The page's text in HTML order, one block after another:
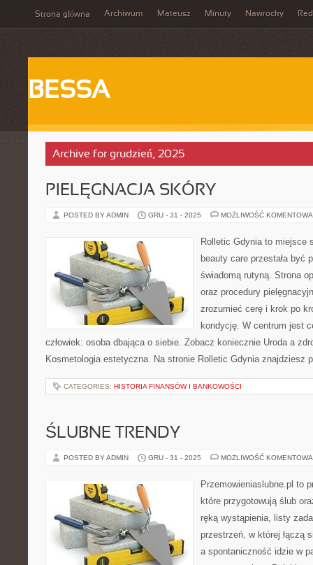
Strona główna Archiwum Mateusz Minuty Nawrocky
BESSA
Archive for grudzień, 2025
PIELĘGNACJA SKÓRY
POSTED BY ADMIN GRU - 31 - 2025 MOŻLIWOŚĆ
Rolletic Gdynia to miejsce
beauty care przestała być
świadomą rutyną. Strona
oraz procedury
zrozumieć cerę i krok po
kondycję. W centrum jest
człowiek: osoba dbająca o siebie. Zobacz koniecznie Uroda a
Kosmetologia estetyczna. Na stronie Rolletic Gdynia znajdziesz
CATEGORIES: HISTORIA FINANSÓW I BANKOWOŚCI
ŚLUBNE TRENDY
POSTED BY ADMIN GRU - 31 - 2025 MOŻLIWOŚĆ
Przemowieniaslubne.pl to
które przygotowują ślub
ręką wystąpienia, listy
przestrzeń, w której łączą
a spontaniczność idzie w